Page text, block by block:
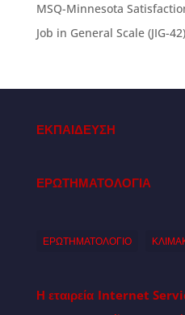
MSQ-Minnesota
Job in General Scale (JIG-42)
ΕΚΠΑΙΔΕΥΣΗ
ΕΡΩΤΗΜΑΤΟΛΟΓΙΑ
ΕΡΩΤΗΜΑΤΟΛΟΓΙΟ
Η εταιρεία Internet